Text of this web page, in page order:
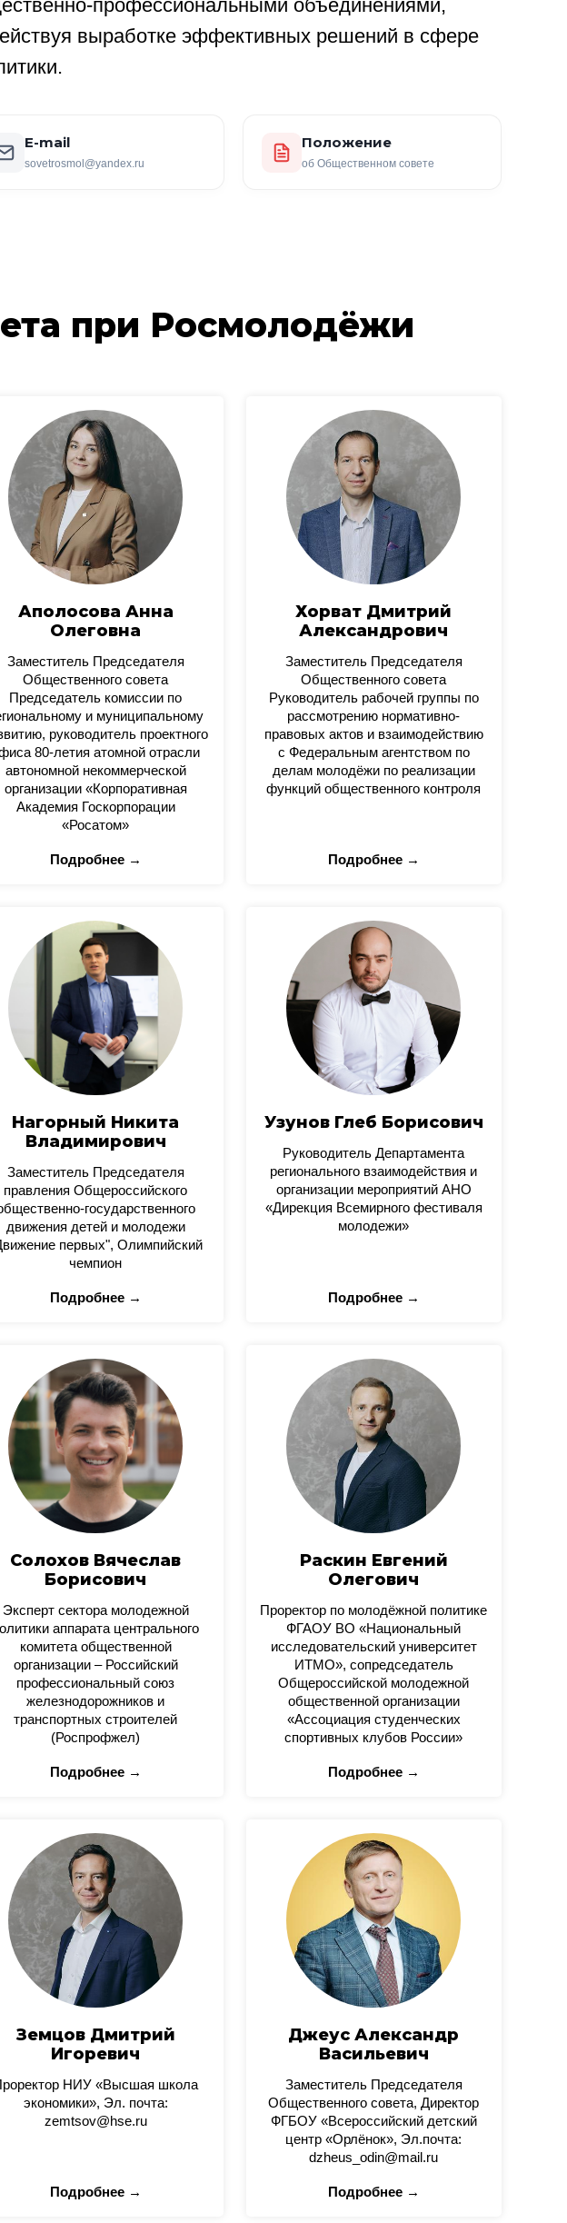
профессиональными объединениями,
выработке эффективных решений в сфере
E-mail
sovetrosmol@yandex.ru
Положение
об Общественном совете
при Росмолодёжи
Аполосова Анна
Олеговна
Заместитель Председателя
Общественного совета
Председатель комиссии по
и муниципальному
руководитель проектного
80-летия атомной отрасли
автономной некоммерческой
организации «Корпоративная
Академия Госкорпорации
«Росатом»
Подробнее →
Хорват Дмитрий
Александрович
Заместитель Председателя
Общественного совета
Руководитель рабочей группы по
рассмотрению нормативно-
правовых актов и взаимодействию
с Федеральным агентством по
делам молодёжи по реализации
функций общественного контроля
Подробнее →
Нагорный Никита
Владимирович
Заместитель Председателя
правления Общероссийского
государственного
движения детей и молодежи
первых", Олимпийский
чемпион
Подробнее →
Узунов Глеб Борисович
Руководитель Департамента
регионального взаимодействия и
организации мероприятий АНО
«Дирекция Всемирного фестиваля
молодежи»
Подробнее →
Солохов Вячеслав
Борисович
Эксперт сектора молодежной
аппарата центрального
комитета общественной
организации – Российский
профессиональный союз
железнодорожников и
транспортных строителей
(Роспрофжел)
Подробнее →
Раскин Евгений
Олегович
Проректор по молодёжной политике
ФГАОУ ВО «Национальный
исследовательский университет
ИТМО», сопредседатель
Общероссийской молодежной
общественной организации
«Ассоциация студенческих
спортивных клубов России»
Подробнее →
Земцов Дмитрий
Игоревич
НИУ «Высшая школа
экономики», Эл. почта:
zemtsov@hse.ru
Подробнее →
Джеус Александр
Васильевич
Заместитель Председателя
Общественного совета, Директор
ФГБОУ «Всероссийский детский
центр «Орлёнок», Эл.почта:
dzheus_odin@mail.ru
Подробнее →